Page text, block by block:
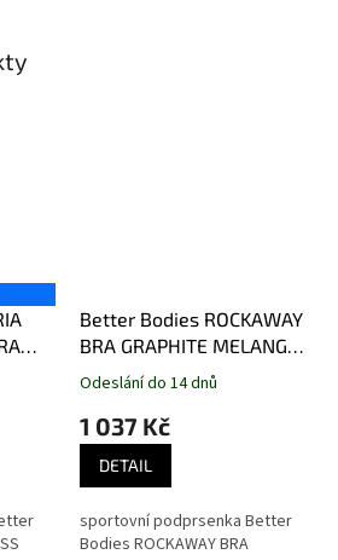
Better Bodies ROCKAWAY
BRA GRAPHITE MELANGE –
sportovní podprsenka
Odeslání do 14 dnů
1 037 Kč
DETAIL
sportovní podprsenka Better
Bodies ROCKAWAY BRA